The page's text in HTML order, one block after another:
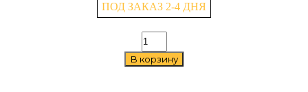
ПОД ЗАКАЗ 2-4 ДНЯ
Количество
товара
Royal
В корзину